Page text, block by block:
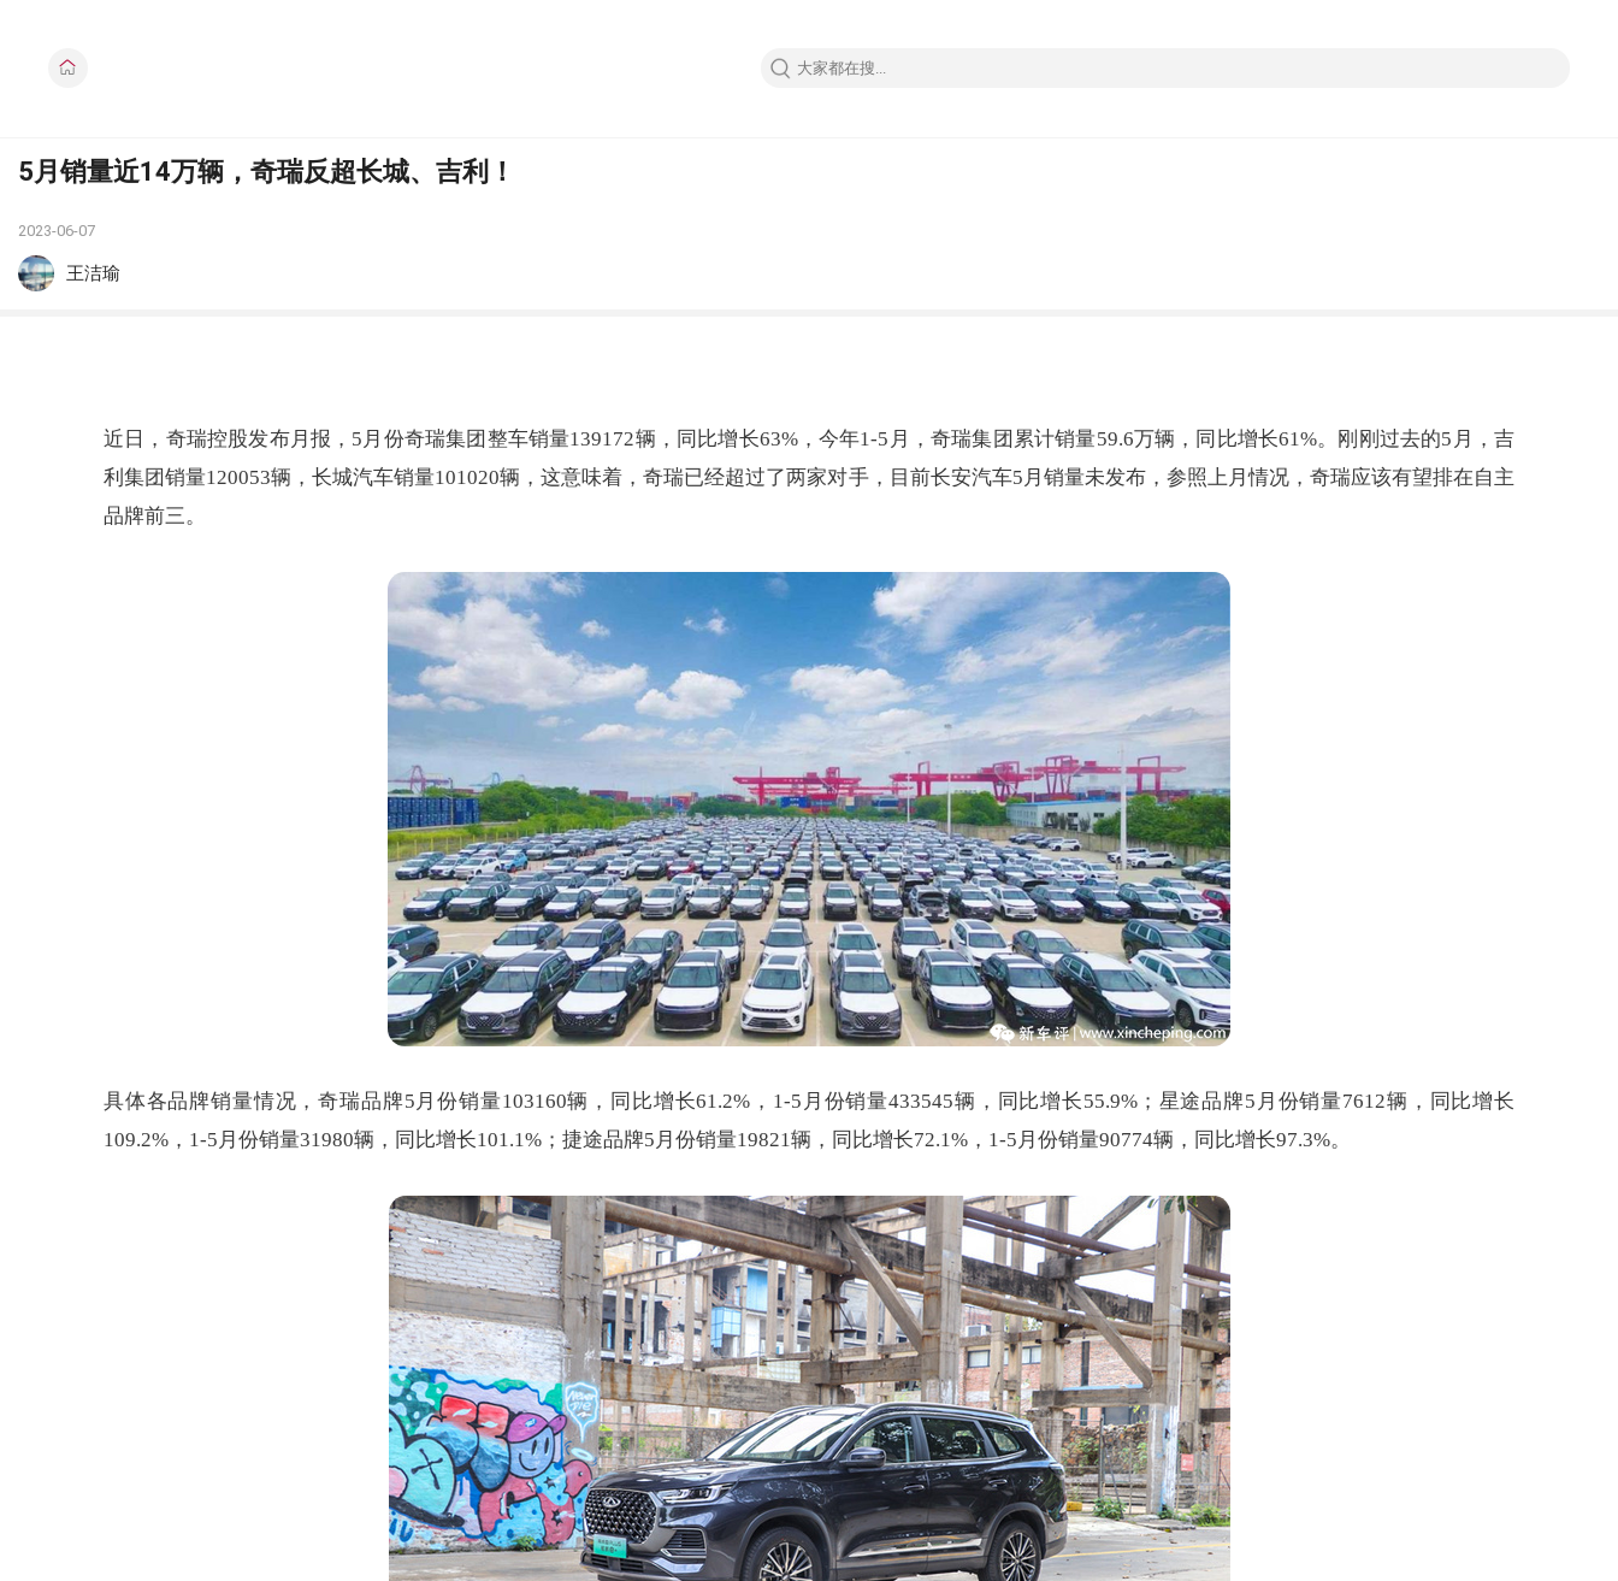
5月销量近14万辆，奇瑞反超长城、吉利！
2023-06-07
王洁瑜
近日，奇瑞控股发布月报，5月份奇瑞集团整车销量139172辆，同比增长63%，今年1-5月，奇瑞集团累计销量59.6万辆，同比增长61%。刚刚过去的5月，吉
利集团销量120053辆，长城汽车销量101020辆，这意味着，奇瑞已经超过了两家对手，目前长安汽车5月销量未发布，参照上月情况，奇瑞应该有望排在自主
品牌前三。
具体各品牌销量情况，奇瑞品牌5月份销量103160辆，同比增长61.2%，1-5月份销量433545辆，同比增长55.9%；星途品牌5月份销量7612辆，同比增长
109.2%，1-5月份销量31980辆，同比增长101.1%；捷途品牌5月份销量19821辆，同比增长72.1%，1-5月份销量90774辆，同比增长97.3%。